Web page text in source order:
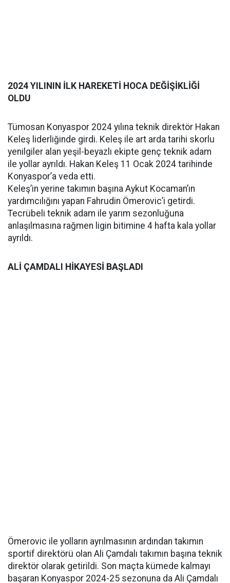
2024 YILININ İLK HAREKETİ HOCA DEĞİŞİKLİĞİ
OLDU
Tümosan Konyaspor 2024 yılına teknik direktör Hakan
Keleş liderliğinde girdi. Keleş ile art arda tarihi skorlu
yenilgiler alan yeşil-beyazlı ekipte genç teknik adam
ile yollar ayrıldı. Hakan Keleş 11 Ocak 2024 tarihinde
Konyaspor’a veda etti.
Keleş’in yerine takımın başına Aykut Kocaman’ın
yardımcılığını yapan Fahrudin Ömerovic’i getirdi.
Tecrübeli teknik adam ile yarım sezonluğuna
anlaşılmasına rağmen ligin bitimine 4 hafta kala yollar
ayrıldı.
ALİ ÇAMDALI HİKAYESİ BAŞLADI
Ömerovic ile yolların ayrılmasının ardından takımın
sportif direktörü olan Ali Çamdalı takımın başına teknik
direktör olarak getirildi. Son maçta kümede kalmayı
başaran Konyaspor 2024-25 sezonuna da Ali Çamdalı